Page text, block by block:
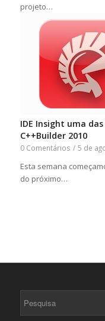
projeto…
IDE Insight uma
C++Builder 2010
0 Comentários / 5 de
Esta semana
do próximo…